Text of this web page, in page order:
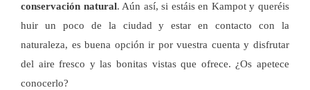
conservación natural. Aún así, si estáis en Kampot y queréis
huir un poco de la ciudad y estar en contacto con la
naturaleza, es buena opción ir por vuestra cuenta y disfrutar
del aire fresco y las bonitas vistas que ofrece. ¿Os apetece
conocerlo?